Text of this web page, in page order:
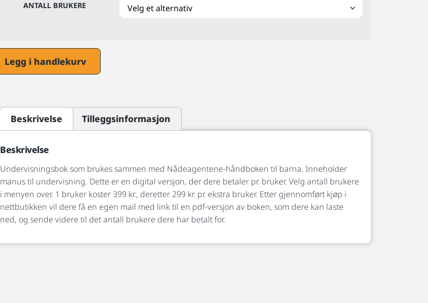
ANTALL BRUKERE
Legg i handlekurv
Beskrivelse Tilleggsinformasjon
Beskrivelse
Undervisningsbok som brukes sammen med Nådeagentene-håndboken til barna. Inneholder
manus til undervisning. Dette er en digital versjon, der dere betaler pr. bruker. Velg antall brukere
i menyen over. 1 bruker koster 399 kr., deretter 299 kr. pr. ekstra bruker. Etter gjennomført kjøp i
nettbutikken vil dere få en egen mail med link til en pdf-versjon av boken, som dere kan laste
ned, og sende videre til det antall brukere dere har betalt for.